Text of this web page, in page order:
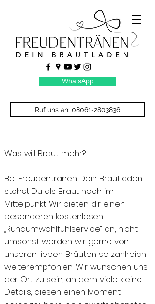
WhatsApp
Ruf uns an: 08061-2803836
Was will Braut mehr?
Bei Freudentränen Dein Brautladen
stehst Du als Braut noch im
Mittelpunkt. Wir bieten dir einen
besonderen kostenlosen
„Rundumwohlfühlservice“ an, nicht
umsonst werden wir gerne von
unseren lieben Bräuten so zahlreich
weiterempfohlen. Wir wünschen uns
der Ort zu sein, an dem viele kleine
Details, diesen einen Moment